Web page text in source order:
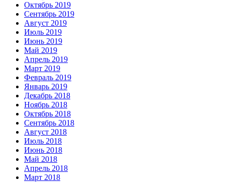
Октябрь 2019
Сентябрь 2019
Август 2019
Июль 2019
Июнь 2019
Май 2019
Апрель 2019
Март 2019
Февраль 2019
Январь 2019
Декабрь 2018
Ноябрь 2018
Октябрь 2018
Сентябрь 2018
Август 2018
Июль 2018
Июнь 2018
Май 2018
Апрель 2018
Март 2018